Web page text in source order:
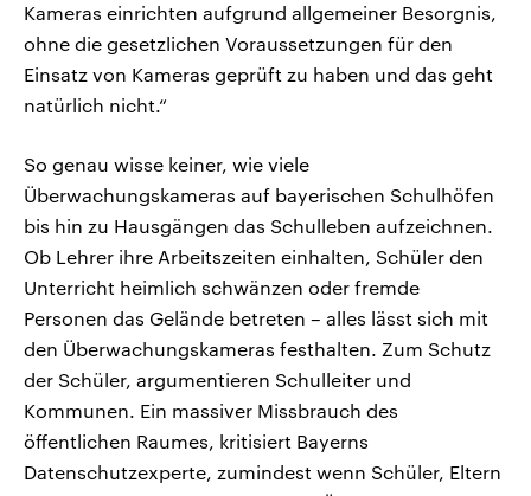
Kameras einrichten aufgrund allgemeiner Besorgnis,
ohne die gesetzlichen Voraussetzungen für den
Einsatz von Kameras geprüft zu haben und das geht
natürlich nicht.“
So genau wisse keiner, wie viele
Überwachungskameras auf bayerischen Schulhöfen
bis hin zu Hausgängen das Schulleben aufzeichnen.
Ob Lehrer ihre Arbeitszeiten einhalten, Schüler den
Unterricht heimlich schwänzen oder fremde
Personen das Gelände betreten – alles lässt sich mit
den Überwachungskameras festhalten. Zum Schutz
der Schüler, argumentieren Schulleiter und
Kommunen. Ein massiver Missbrauch des
öffentlichen Raumes, kritisiert Bayerns
Datenschutzexperte, zumindest wenn Schüler, Eltern